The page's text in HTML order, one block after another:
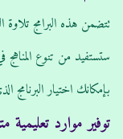
تتضمن هذه البرامج تلاوة
ستستفيد من تنوع المناهج
بإمكانك اختيار
توفير موارد تعليمية